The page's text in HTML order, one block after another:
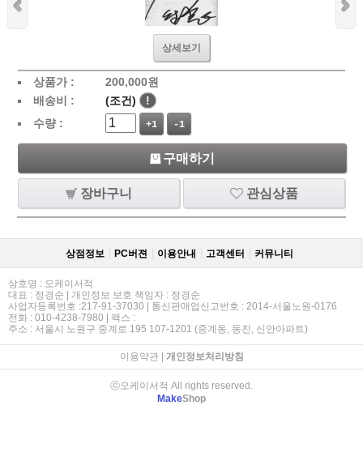
상세보기
상품가 : 200,000원
배송비 :
(조건)
!
수량 :
+1 -1
구매하기
장바구니 관심상품
상점정보 PC버젼 이용안내 고객센터 커뮤니티
상호명 : 오케이서적
대표 : 정경순 | 개인정보 보호 책임자 : 정경순
사업자등록번호 :217-91-37030 | 통신판매업신고번호 : 2014-서울노원-0176
전화 : 010-4238-7980 | 팩스 :
주소 : 서울시 노원구 중계로 195 107-1201 (중계동, 동진, 신안아파트)
이용약관| 개인정보처리방침
ⓒ오케이서적 All rights reserved.
MakeShop